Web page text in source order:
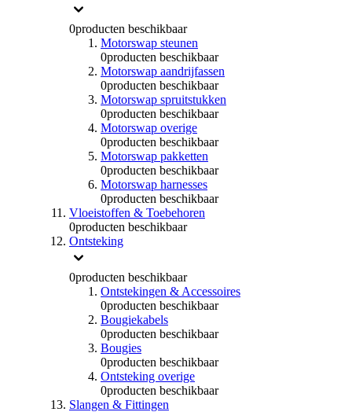
0producten beschikbaar
Motorswap steunen
0producten beschikbaar
Motorswap aandrijfassen
0producten beschikbaar
Motorswap spruitstukken
0producten beschikbaar
Motorswap overige
0producten beschikbaar
Motorswap pakketten
0producten beschikbaar
Motorswap harnesses
0producten beschikbaar
Vloeistoffen & Toebehoren
0producten beschikbaar
Ontsteking
0producten beschikbaar
Ontstekingen & Accessoires
0producten beschikbaar
Bougiekabels
0producten beschikbaar
Bougies
0producten beschikbaar
Ontsteking overige
0producten beschikbaar
Slangen & Fittingen